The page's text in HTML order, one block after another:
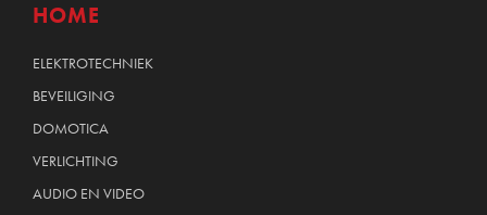
HOME
ELEKTROTECHNIEK
BEVEILIGING
DOMOTICA
VERLICHTING
AUDIO EN VIDEO